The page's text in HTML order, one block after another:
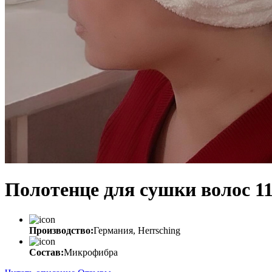
Полотенце для сушки волос
Производство:Германия, Herrsching
Состав:Микрофибра